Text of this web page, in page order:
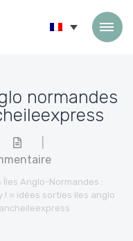
normandes
Îles Anglo-Normandes :
! » idées sorties iles anglo